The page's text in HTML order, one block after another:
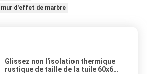
d'effet de marbre
Glissez non l'isolation thermique
rustique de taille de la tuile 60x60